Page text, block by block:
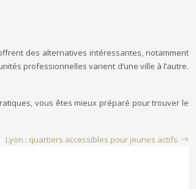
des alternatives intéressantes, notamment
professionnelles varient d’une ville à l’autre.
vous êtes mieux préparé pour trouver le
Lyon : quartiers accessibles pour jeunes actifs